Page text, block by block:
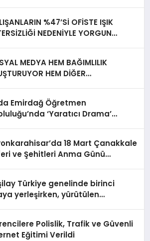
%47’Sİ OFİSTE IŞIK
NEDENİYLE YORGUN
MEDYA HEM BAĞIMLILIK
HEM DİĞER
Emirdağ Öğretmen
‘Yaratıcı Drama’
18 Mart Çanakkale
ve Şehitleri Anma Günü
Türkiye genelinde birinci
yerleşirken, yürütülen
Polislik, Trafik ve Güvenli
Eğitimi Verildi